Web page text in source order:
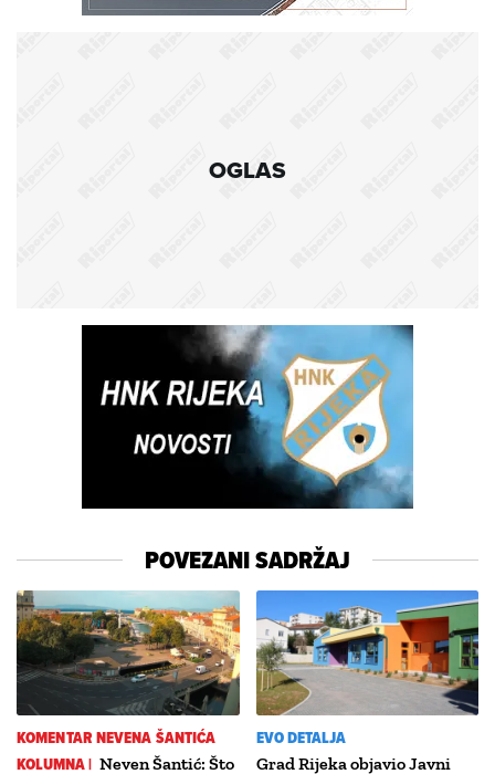
OGLAS
POVEZANI SADRŽAJ
KOMENTAR NEVENA ŠANTIĆA
KOLUMNA | Neven Šantić: Što
EVO DETALJA
Grad Rijeka objavio Javni